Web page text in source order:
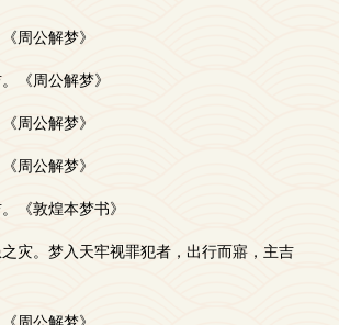
周公解梦》
《周公解梦》
周公解梦》
周公解梦》
《敦煌本梦书》
灾。梦入天牢视罪犯者，出行而寤，主吉